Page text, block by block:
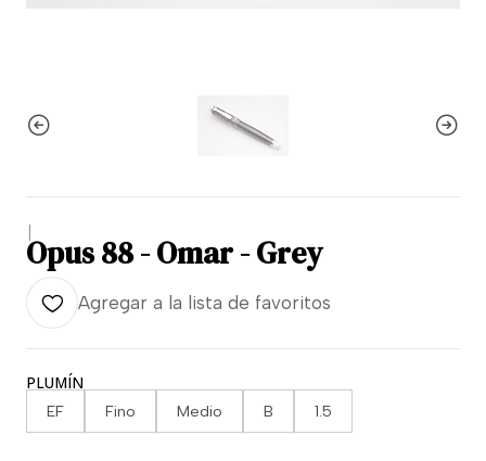
|
Opus 88 - Omar - Grey
Agregar a la lista de favoritos
PLUMÍN
EF Fino Medio B 1.5